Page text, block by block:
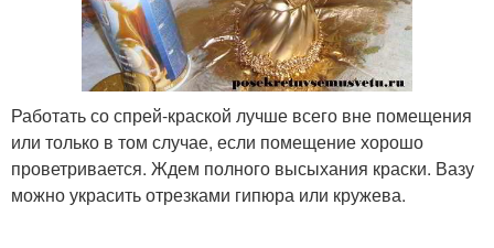
Работать со спрей-краской лучше всего вне помещения
или только в том случае, если помещение хорошо
проветривается. Ждем полного высыхания краски. Вазу
можно украсить отрезками гипюра или кружева.